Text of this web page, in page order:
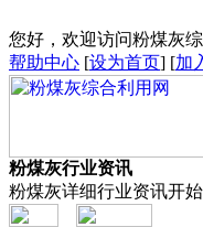
您好，欢迎访问粉煤灰
帮助中心 [设为首页] [加
粉煤灰行业资讯
粉煤灰详细行业资讯开始